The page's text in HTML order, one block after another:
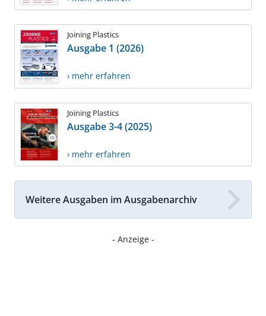
Joining Plastics
Ausgabe 1 (2026)
› mehr erfahren
Joining Plastics
Ausgabe 3-4 (2025)
› mehr erfahren
Weitere Ausgaben im Ausgabenarchiv
- Anzeige -